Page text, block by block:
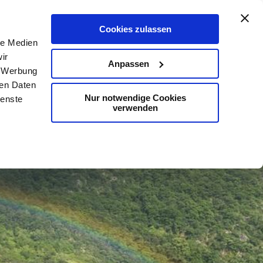
Medien
Daten
Cookies zulassen
Anpassen
Nur notwendige Cookies
verwenden
Contact Search De En